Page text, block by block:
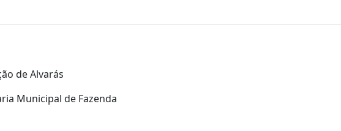
de Alvarás
Municipal de Fazenda